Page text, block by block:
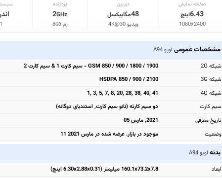
صفحه نمایش
6.43اینچ
1080x2400
دوربین
48مگاپیکسل
ویدیو 4K@30
پردازنده
2GHz
رم 8GB
مشخصات عمومی اوپو A94
شبکه 2G
GSM 850 / 900 / 1800 / 1900 - سیم کارت 1 & سیم کارت 2
شبکه 3G
HSDPA 850 / 900 / 2100
شبکه 4G
1, 3, 5, 7, 8, 20, 28, 38, 40, 41
سیم کارت
دو سیم کارته (نانو سیم کارت, استندبای دوگانه)
تاریخ معرفی
2021, مارس 05
وضعیت
موجود در بازار. عرضه شده در مارس 2021 11
بدنه اوپو A94
ابعاد
160.1x73.2x7.8 میلیمتر (6.30x2.88x0.31 اینچ)